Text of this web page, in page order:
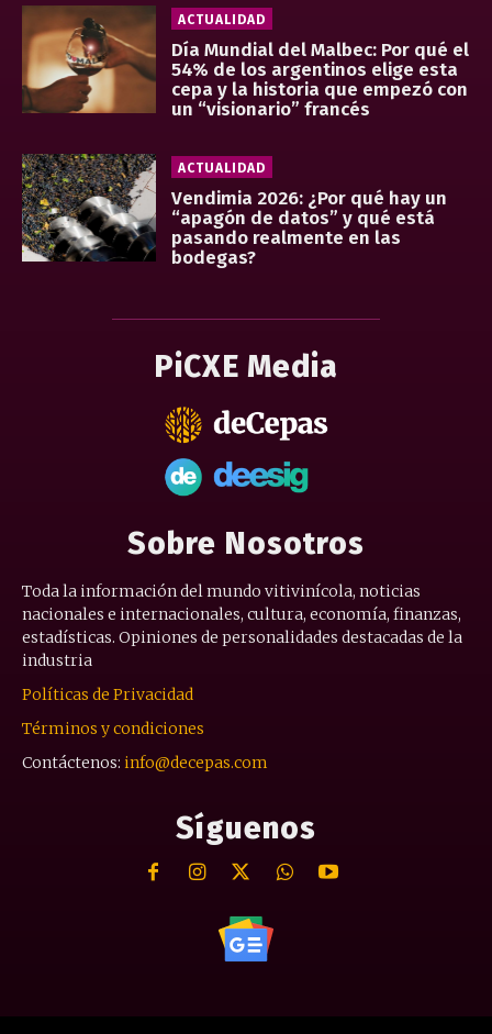
ACTUALIDAD
Día Mundial del Malbec: Por qué el
54% de los argentinos elige esta
cepa y la historia que empezó con
un “visionario” francés
ACTUALIDAD
Vendimia 2026: ¿Por qué hay un
“apagón de datos” y qué está
pasando realmente en las
bodegas?
PiCXE Media
Sobre Nosotros
Toda la información del mundo vitivinícola, noticias
nacionales e internacionales, cultura, economía, finanzas,
estadísticas. Opiniones de personalidades destacadas de la
industria
Políticas de Privacidad
Términos y condiciones
Contáctenos: info@decepas.com
Síguenos